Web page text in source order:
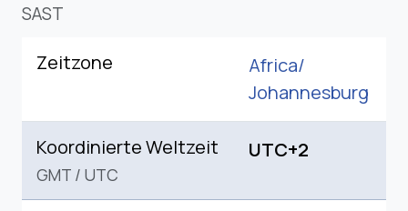
SAST
Zeitzone
Africa/
Johannesburg
Koordinierte Weltzeit
GMT / UTC
UTC+2